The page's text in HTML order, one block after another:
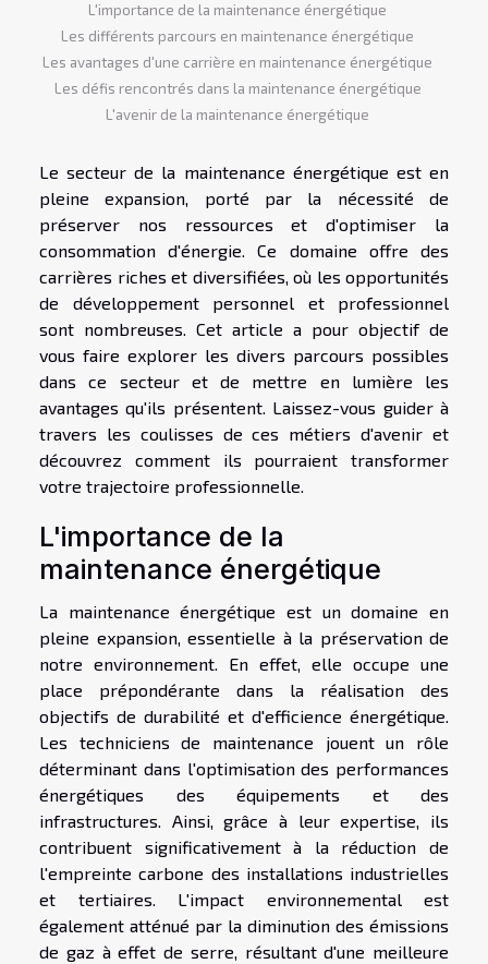
L'importance de la maintenance énergétique
Les différents parcours en maintenance énergétique
Les avantages d'une carrière en maintenance énergétique
Les défis rencontrés dans la maintenance énergétique
L'avenir de la maintenance énergétique
Le secteur de la maintenance énergétique est en
pleine expansion, porté par la nécessité de
préserver nos ressources et d'optimiser la
consommation d'énergie. Ce domaine offre des
carrières riches et diversifiées, où les opportunités
de développement personnel et professionnel
sont nombreuses. Cet article a pour objectif de
vous faire explorer les divers parcours possibles
dans ce secteur et de mettre en lumière les
avantages qu'ils présentent. Laissez-vous guider à
travers les coulisses de ces métiers d'avenir et
découvrez comment ils pourraient transformer
votre trajectoire professionnelle.
L'importance de la
maintenance énergétique
La maintenance énergétique est un domaine en
pleine expansion, essentielle à la préservation de
notre environnement. En effet, elle occupe une
place prépondérante dans la réalisation des
objectifs de durabilité et d'efficience énergétique.
Les techniciens de maintenance jouent un rôle
déterminant dans l'optimisation des performances
énergétiques des équipements et des
infrastructures. Ainsi, grâce à leur expertise, ils
contribuent significativement à la réduction de
l'empreinte carbone des installations industrielles
et tertiaires. L'impact environnemental est
également atténué par la diminution des émissions
de gaz à effet de serre, résultant d'une meilleure